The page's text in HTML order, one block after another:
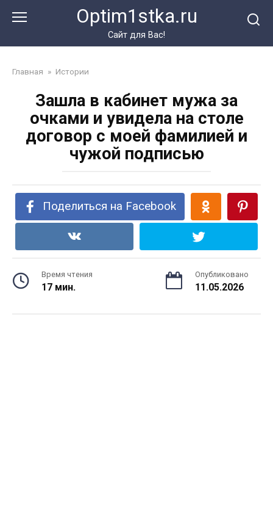
Optim1stka.ru
Сайт для Вас!
Главная » Истории
Зашла в кабинет мужа за
очками и увидела на столе
договор с моей фамилией и
чужой подписью
Поделиться на Facebook
Время чтения
17 мин.
Опубликовано
11.05.2026